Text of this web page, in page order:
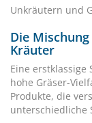
Unkräutern und
Die
Kräuter
Eine
hohe Gräser-
Produkte, die
unterschiedliche